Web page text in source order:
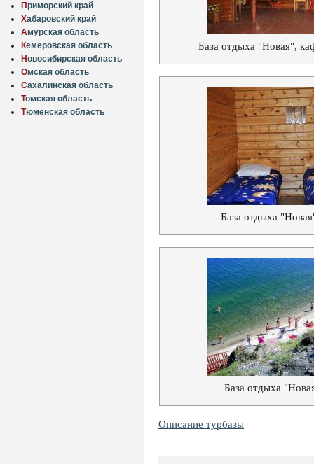
Приморский край
Хабаровский край
Амурская область
Кемеровская область
Новосибирская область
Омская область
Сахалинская область
Томская область
Тюменская область
База отдыха "Новая",
База отдыха
База отдыха
Описание турбазы